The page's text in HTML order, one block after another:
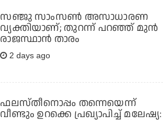
സഞ്ജു സാംസണ്‍ അസാധാരണ
വ്യക്തിയാണ്; തുറന്ന് പറഞ്ഞ് മുന്‍
രാജസ്ഥാന്‍ താരം
2 days ago
ഫലസ്തീനൊപ്പം തന്നെയെന്ന്
വീണ്ടും ഉറക്കെ പ്രഖ്യാപിച്ച് മലേഷ്യ: